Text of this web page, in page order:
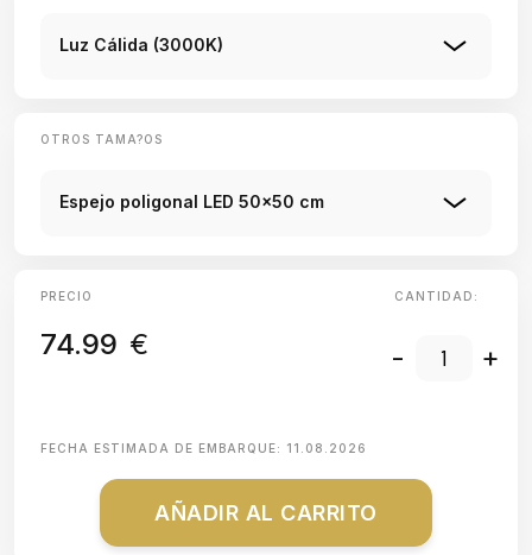
Luz Cálida (3000K)
OTROS TAMA?OS
Espejo poligonal LED 50x50 cm
PRECIO
74.99 €
CANTIDAD:
- +
FECHA ESTIMADA DE EMBARQUE: 11.08.2026
AÑADIR AL CARRITO